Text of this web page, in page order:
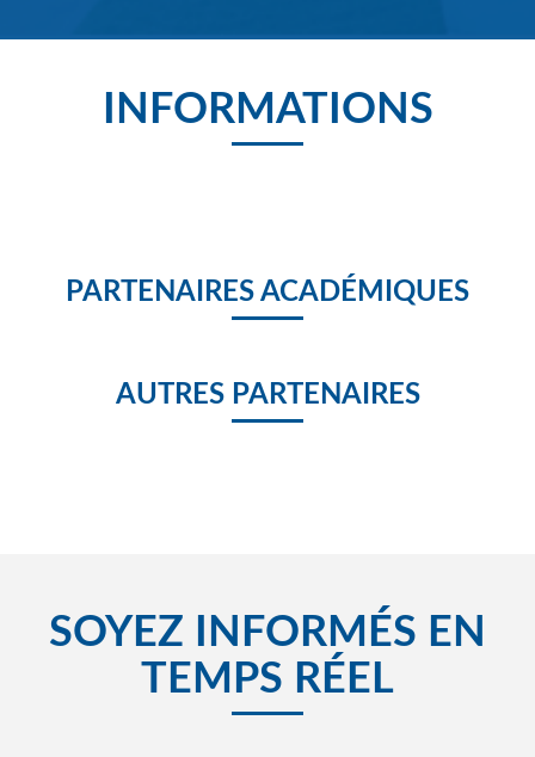
lancement de magoé éducation 1
MAgoé Education presentation semaine du numérique 2018
INFORMATIONS
PARTENAIRES ACADÉMIQUES
AUTRES PARTENAIRES
SOYEZ INFORMÉS EN
TEMPS RÉEL